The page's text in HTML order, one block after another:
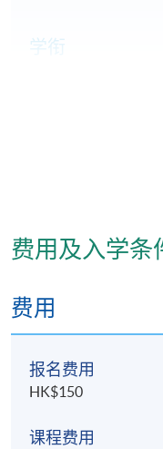
学衔
进修学院获准颁授
详情
本院教学中心
费用及入学条
费用
报名费用
HK$150
课程费用